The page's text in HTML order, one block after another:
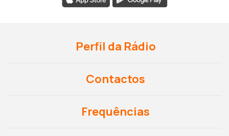
Perfil da Rádio
Contactos
Frequências